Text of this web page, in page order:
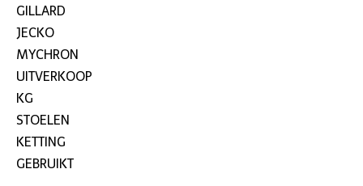
GILLARD
JECKO
MYCHRON
UITVERKOOP
KG
STOELEN
KETTING
GEBRUIKT